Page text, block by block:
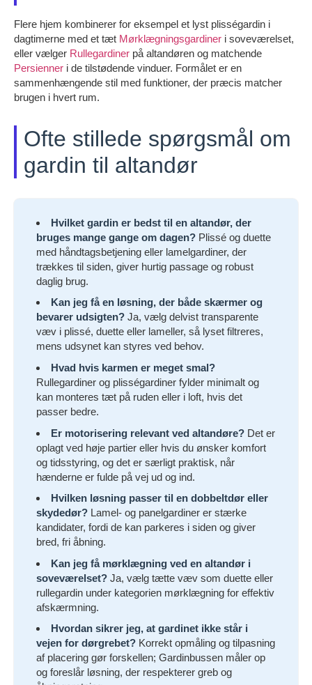
Flere hjem kombinerer for eksempel et lyst plisségardin i
dagtimerne med et tæt Mørklægningsgardiner i soveværelset,
eller vælger Rullegardiner på altandøren og matchende
Persienner i de tilstødende vinduer. Formålet er en
sammenhængende stil med funktioner, der præcis matcher
brugen i hvert rum.
Ofte stillede spørgsmål om
gardin til altandør
Hvilket gardin er bedst til en altandør, der
bruges mange gange om dagen? Plissé og duette
med håndtagsbetjening eller lamelgardiner, der
trækkes til siden, giver hurtig passage og robust
daglig brug.
Kan jeg få en løsning, der både skærmer og
bevarer udsigten? Ja, vælg delvist transparente
væv i plissé, duette eller lameller, så lyset filtreres,
mens udsynet kan styres ved behov.
Hvad hvis karmen er meget smal?
Rullegardiner og plisségardiner fylder minimalt og
kan monteres tæt på ruden eller i loft, hvis det
passer bedre.
Er motorisering relevant ved altandøre? Det er
oplagt ved høje partier eller hvis du ønsker komfort
og tidsstyring, og det er særligt praktisk, når
hænderne er fulde på vej ud og ind.
Hvilken løsning passer til en dobbeltdør eller
skydedør? Lamel- og panelgardiner er stærke
kandidater, fordi de kan parkeres i siden og giver
bred, fri åbning.
Kan jeg få mørklægning ved en altandør i
soveværelset? Ja, vælg tætte væv som duette eller
rullegardin under kategorien mørklægning for effektiv
afskærmning.
Hvordan sikrer jeg, at gardinet ikke står i
vejen for dørgrebet? Korrekt opmåling og tilpasning
af placering gør forskellen; Gardinbussen måler op
og foreslår løsning, der respekterer greb og